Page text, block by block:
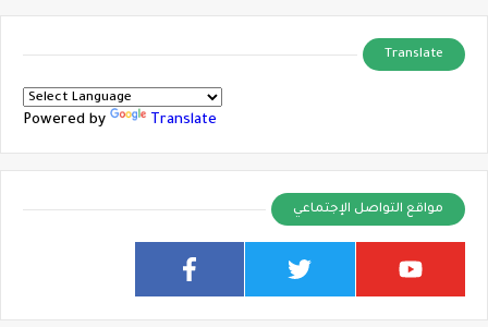
Translate
Powered by Translate
مواقع التواصل الإجتماعي